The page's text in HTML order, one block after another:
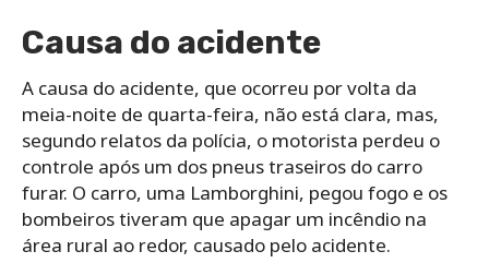
Causa do acidente
A causa do acidente, que ocorreu por volta da
meia-noite de quarta-feira, não está clara, mas,
segundo relatos da polícia, o motorista perdeu o
controle após um dos pneus traseiros do carro
furar. O carro, uma Lamborghini, pegou fogo e os
bombeiros tiveram que apagar um incêndio na
área rural ao redor, causado pelo acidente.